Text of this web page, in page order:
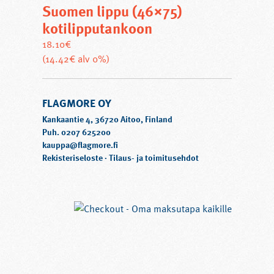
lippuunsa, ja tämän tavan soisi säilyvän.
Suomen lippu (46×75)
kotilipputankoon
18.10€
(14.42€ alv 0%)
FLAGMORE OY
Kankaantie 4, 36720 Aitoo, Finland
Puh. 0207 625200
kauppa@flagmore.fi
Rekisteriseloste·Tilaus- ja toimitusehdot